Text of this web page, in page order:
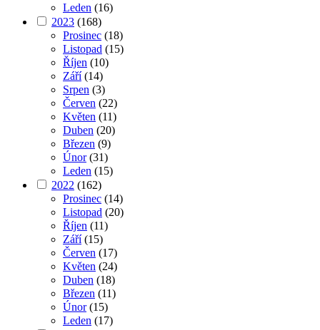
Leden (16)
2023 (168)
Prosinec (18)
Listopad (15)
Říjen (10)
Září(14)
Srpen (3)
Červen (22)
Květen (11)
Duben (20)
Březen (9)
Únor(31)
Leden (15)
2022 (162)
Prosinec (14)
Listopad (20)
Říjen (11)
Září(15)
Červen (17)
Květen (24)
Duben (18)
Březen (11)
Únor(15)
Leden (17)